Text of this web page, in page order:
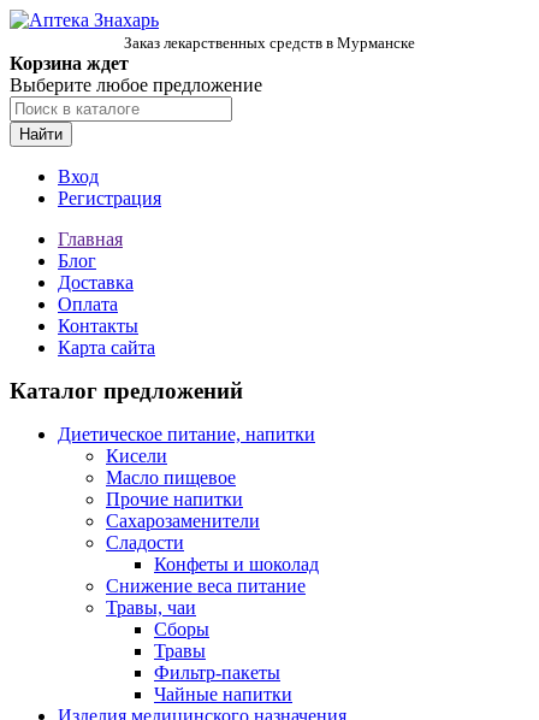
Заказ лекарственных средств в Мурманске
Корзина ждет
Выберите любое предложение
Найти
Вход
Регистрация
Главная
Блог
Доставка
Оплата
Контакты
Карта сайта
Каталог предложений
Диетическое питание, напитки
Кисели
Масло пищевое
Прочие напитки
Сахарозаменители
Сладости
Конфеты и шоколад
Снижение веса питание
Травы, чаи
Сборы
Травы
Фильтр-пакеты
Чайные напитки
Изделия медицинского назначения